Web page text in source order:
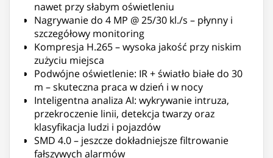
nawet przy słabym oświetleniu
Nagrywanie do 4 MP @ 25/30 kl./s – płynny i
szczegółowy monitoring
Kompresja H.265 – wysoka jakość przy niskim
zużyciu miejsca
Podwójne oświetlenie: IR + światło białe do 30
m – skuteczna praca w dzień i w nocy
Inteligentna analiza AI: wykrywanie intruza,
przekroczenie linii, detekcja twarzy oraz
klasyfikacja ludzi i pojazdów
SMD 4.0 – jeszcze dokładniejsze filtrowanie
fałszywych alarmów